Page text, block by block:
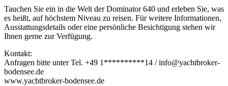
Tauchen Sie ein in die Welt der Dominator 640 und erleben Sie, was
es heißt, auf höchstem Niveau zu reisen. Für weitere Informationen,
Ausstattungsdetails oder eine persönliche Besichtigung stehen wir
Ihnen gerne zur Verfügung.
Kontakt:
Anfragen bitte unter Tel. +49 1 **********14 / info@yachtbroker-
bodensee.de
www.yachtbroker-bodensee.de